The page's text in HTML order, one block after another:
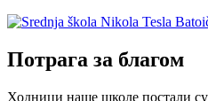
Потрага за благом
Ходници наше школе постали